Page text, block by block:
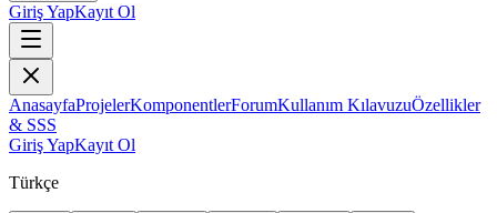
Giriş YapKayıt Ol
AnasayfaProjelerKomponentlerForumKullanım KılavuzuÖzellikler
& SSS
Giriş YapKayıt Ol
Türkçe